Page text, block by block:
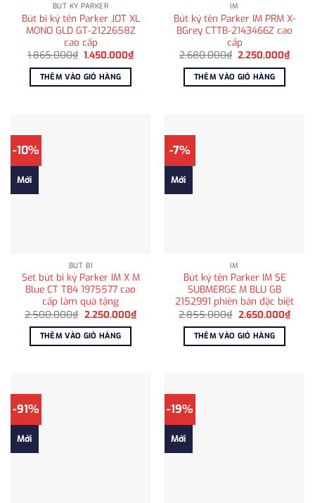
BÚT KÝ PARKER
Bút bi ký tên Parker JOT XL
MONO GLD GT-2122658Z
cao cấp
1.865.000₫ Giá
là:
1.865.000₫.
1.450.000₫Giá
hiện
1.450.000₫.
THÊM VÀO GIỎ HÀNG
IM
Bút ký tên Parker IM PRM X-
BGrey CTTB-2143466Z cao
cấp
2.680.000₫ Giá
là:
2.680.000₫.
2.250.000₫Giá
hiện
THÊM VÀO GIỎ HÀNG
-10%
Mới
BÚT BI
Set bút bi ký Parker IM X M
Blue CT TB4 1975577 cao
cấp làm quà tặng
2.500.000₫ Giá
là:
2.500.000₫.
2.250.000₫Giá
hiện
2.250.000₫.
THÊM VÀO GIỎ HÀNG
-7%
Mới
IM
Bút ký tên Parker IM SE
SUBMERGE M BLU GB
2152991 phiên bản đặc biệt
2.855.000₫ Giá
là:
2.855.000₫.
2.650.000₫Giá
hiện
THÊM VÀO GIỎ HÀNG
-91%
Mới
-19%
Mới